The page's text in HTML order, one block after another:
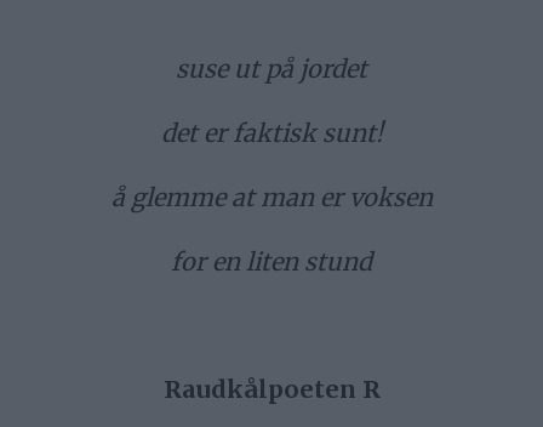
suse ut på jordet
det er faktisk sunt!
å glemme at man er voksen
for en liten stund
Raudkålpoeten R